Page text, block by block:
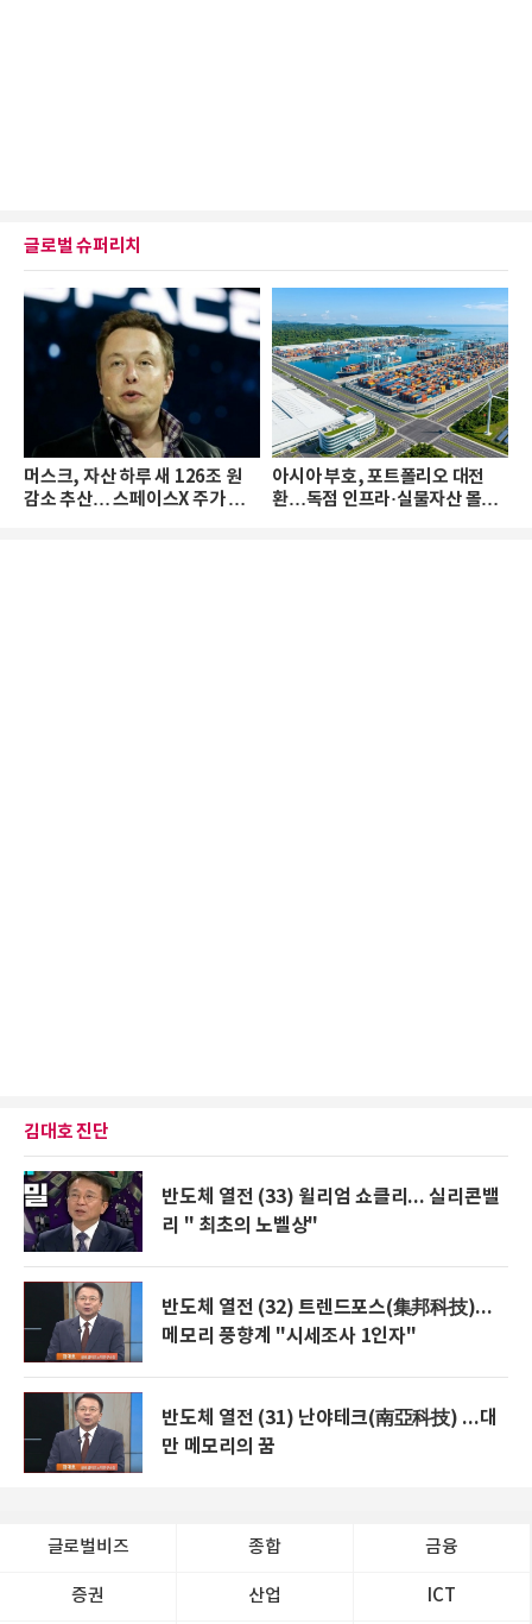
글로벌 슈퍼리치
머스크, 자산 하루 새 126조 원
감소 추산… 스페이스X 주가 하
아시아 부호, 포트폴리오 대전
환…독점 인프라·실물자산 몰린
김대호 진단
반도체 열전 (33) 윌리엄 쇼클리... 실리콘밸
리 " 최초의 노벨상"
반도체 열전 (32) 트렌드포스(集邦科技)...
메모리 풍향계 "시세조사 1인자"
반도체 열전 (31) 난야테크(南亞科技) ...대
만 메모리의 꿈
글로벌비즈 종합 금융
증권 산업 ICT